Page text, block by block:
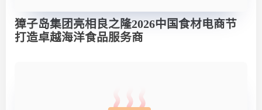
獐子岛集团亮相良之隆2026中国食材电商节
打造卓越海洋食品服务商